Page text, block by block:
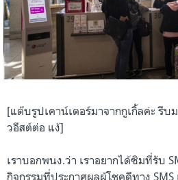
[แต๊บรูปเคาน์เตอร์มาจากกูเกิ้ลค่ะ รีบ
วอีสต์ต่อ แง้]
เราบอกพนง.ว่า เราอยากได้ซิมที่รับ
กิจกรรมที่ประกาศผลผู้โชคดีทาง